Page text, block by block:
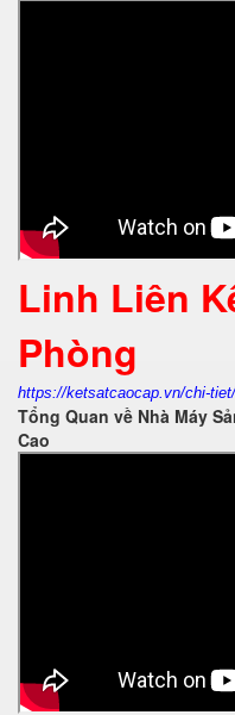
Linh Liên
Phòng
https://ketsatcaocap.vn/chi-
Tổng Quan về Nhà Máy
Cao